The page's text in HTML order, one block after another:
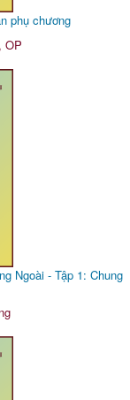
phụ chương
OP
Ngoài - Tập 1: Chung